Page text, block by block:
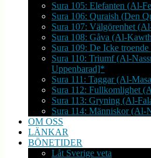
Sura 105: Elefanten (Al-
Sura 106: Quraish (Den
Sura 107: Välgörenhet
Sura 108: Gåva (Al-
Sura 109: De Icke
Sura 110: Triumf (Al-
Uppenbarad]*
Sura 111: Taggar (Al-
Sura 112: Fullkomlighet
Sura 113: Gryning (Al-
Sura 114: Människor (Al-
OM OSS
LÄNKAR
BÖNETIDER
Låt Sverige veta